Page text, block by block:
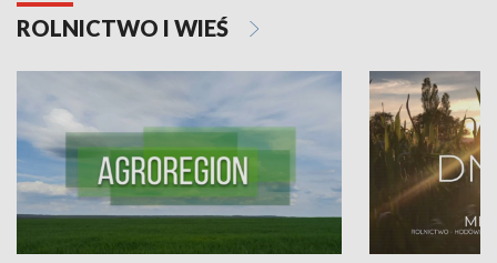
ROLNICTWO I WIEŚ